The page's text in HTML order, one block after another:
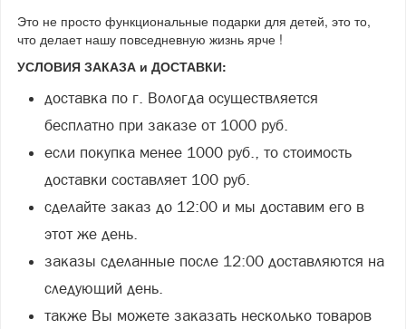
Это не просто функциональные подарки для детей, это то,
что делает нашу повседневную жизнь ярче !
УСЛОВИЯ ЗАКАЗА и ДОСТАВКИ:
доставка по г. Вологда осуществляется
бесплатно при заказе от 1000 руб.
если покупка менее 1000 руб., то стоимость
доставки составляет 100 руб.
сделайте заказ до 12:00 и мы доставим его в
этот же день.
заказы сделанные после 12:00 доставляются на
следующий день.
также Вы можете заказать несколько товаров